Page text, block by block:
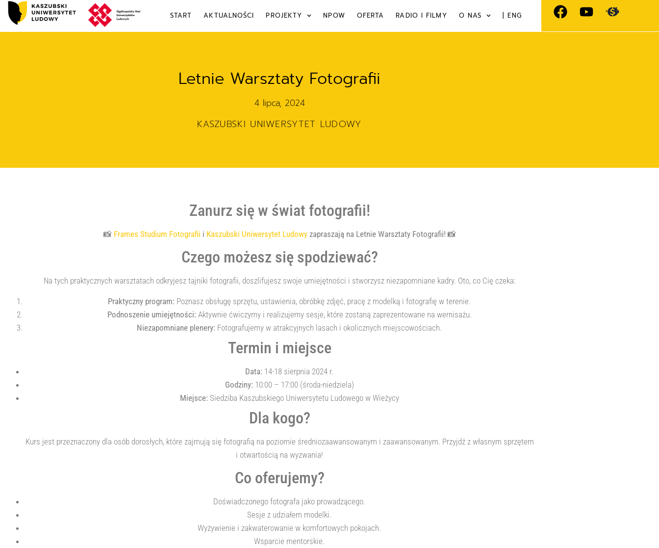
START AKTUALNOŚCI PROJEKTY NPOW OFERTA RADIO I FILMY O NAS | ENG
Letnie Warsztaty Fotografii
4 lipca, 2024
KASZUBSKI UNIWERSYTET LUDOWY
Zanurz się w świat fotografii!
📸 Frames Studium Fotografii i Kaszubski Uniwersytet Ludowyzapraszają na Letnie Warsztaty Fotografii! 📸
Czego możesz się spodziewać?
Na tych praktycznych warsztatach odkryjesz tajniki fotografii, doszlifujesz swoje umiejętności i stworzysz niezapomniane kadry. Oto, co Cię czeka:
Praktyczny program: Poznasz obsługę sprzętu, ustawienia, obróbkę zdjęć, pracę z modelką i fotografię w terenie.
Podnoszenie umiejętności: Aktywnie ćwiczymy i realizujemy sesje, które zostaną zaprezentowane na wernisażu.
Niezapomniane plenery: Fotografujemy w atrakcyjnych lasach i okolicznych miejscowościach.
Termin i miejsce
Data: 14-18 sierpnia 2024 r.
Godziny: 10:00 – 17:00 (środa-niedziela)
Miejsce: Siedziba Kaszubskiego Uniwersytetu Ludowego w Wieżycy
Dla kogo?
Kurs jest przeznaczony dla osób dorosłych, które zajmują się fotografią na poziomie średniozaawansowanym i zaawansowanym. Przyjdź z własnym sprzętem
i otwartością na wyzwania!
Co oferujemy?
Doświadczonego fotografa jako prowadzącego.
Sesje z udziałem modelki.
Wyżywienie i zakwaterowanie w komfortowych pokojach.
Wsparcie mentorskie.